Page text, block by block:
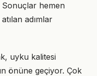
Sonuçlar hemen
adımlar
uyku kalitesi
önüne geçiyor. Çok